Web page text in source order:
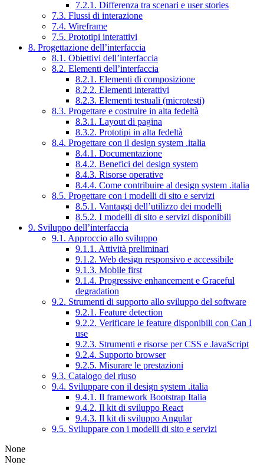
7.2.1. Differenza tra scenari e user stories
7.3. Flussi di interazione
7.4. Wireframe
7.5. Prototipi interattivi
8. Progettazione dell’interfaccia
8.1. Obiettivi dell’interfaccia
8.2. Elementi dell’interfaccia
8.2.1. Elementi di composizione
8.2.2. Elementi interattivi
8.2.3. Elementi testuali (microtesti)
8.3. Progettare e costruire in alta fedeltà
8.3.1. Layout di pagina
8.3.2. Prototipi in alta fedeltà
8.4. Progettare con il design system .italia
8.4.1. Documentazione
8.4.2. Benefici del design system
8.4.3. Risorse operative
8.4.4. Come contribuire al design system .italia
8.5. Progettare con i modelli di sito e servizi
8.5.1. Vantaggi dell’utilizzo dei modelli
8.5.2. I modelli di sito e servizi disponibili
9. Sviluppo dell’interfaccia
9.1. Approccio allo sviluppo
9.1.1. Attività preliminari
9.1.2. Web design responsivo e accessibile
9.1.3. Mobile first
9.1.4. Progressive enhancement e Graceful
degradation
9.2. Strumenti di supporto allo sviluppo del software
9.2.1. Feature detection
9.2.2. Verificare le feature disponibili con Can I
use
9.2.3. Strumenti e risorse per CSS e JavaScript
9.2.4. Supporto browser
9.2.5. Misurare le prestazioni
9.3. Catalogo del riuso
9.4. Sviluppare con il design system .italia
9.4.1. Il framework Bootstrap Italia
9.4.2. Il kit di sviluppo React
9.4.3. Il kit di sviluppo Angular
9.5. Sviluppare con i modelli di sito e servizi
None
None